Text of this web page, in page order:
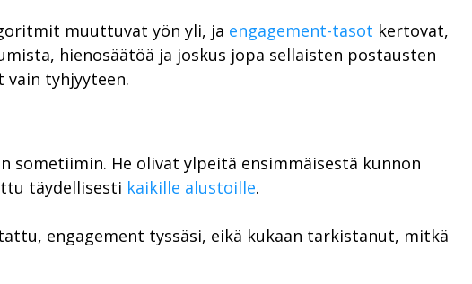
muuttuvat yön yli, ja engagement-tasot kertovat,
hienosäätöä ja joskus jopa sellaisten postausten
vain tyhjyyteen.
sometiimin. He olivat ylpeitä ensimmäisestä kunnon
täydellisesti kaikille alustoille.
engagement tyssäsi, eikä kukaan tarkistanut, mitkä